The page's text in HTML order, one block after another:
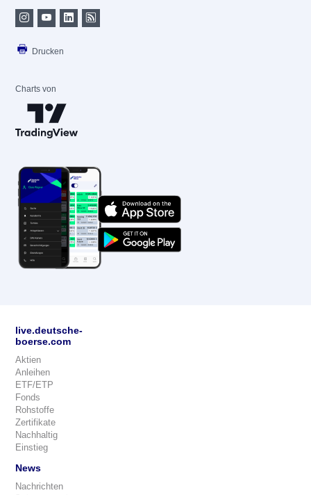
Drucken
Charts von
live.deutsche-
boerse.com
Aktien
Anleihen
ETF/ETP
Fonds
Rohstoffe
Zertifikate
Nachhaltig
Einstieg
News
Nachrichten